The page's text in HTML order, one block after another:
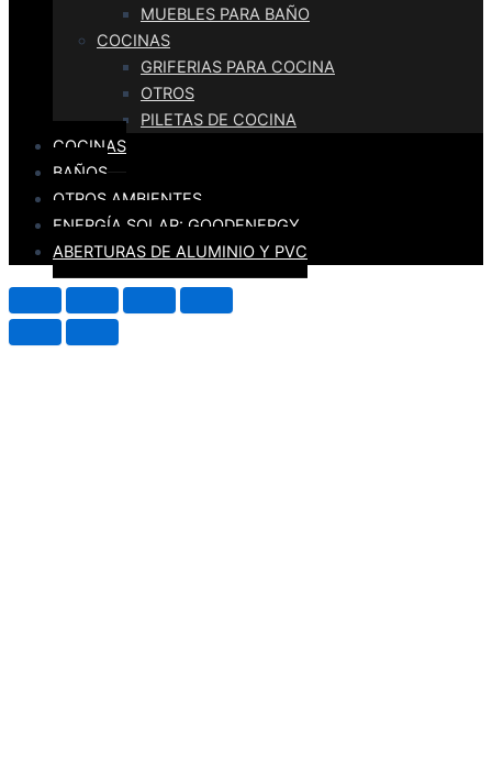
MUEBLES PARA BAÑO
COCINAS
GRIFERIAS PARA COCINA
OTROS
PILETAS DE COCINA
COCINAS
BAÑOS
OTROS AMBIENTES
ENERGÍA SOLAR: GOODENERGY
ABERTURAS DE ALUMINIO Y PVC